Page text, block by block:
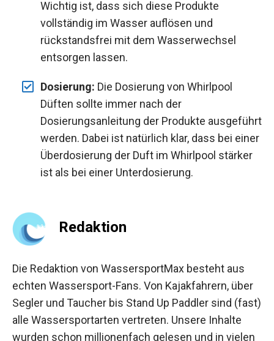
Wichtig ist, dass sich diese Produkte
vollständig im Wasser auflösen und
rückstandsfrei mit dem Wasserwechsel
entsorgen lassen.
Dosierung: Die Dosierung von Whirlpool
Düften sollte immer nach der
Dosierungsanleitung der Produkte ausgeführt
werden. Dabei ist natürlich klar, dass bei einer
Überdosierung der Duft im Whirlpool stärker
ist als bei einer Unterdosierung.
Redaktion
Die Redaktion von WassersportMax besteht aus
echten Wassersport-Fans. Von Kajakfahrern, über
Segler und Taucher bis Stand Up Paddler sind (fast)
alle Wassersportarten vertreten. Unsere Inhalte
wurden schon millionenfach gelesen und in vielen